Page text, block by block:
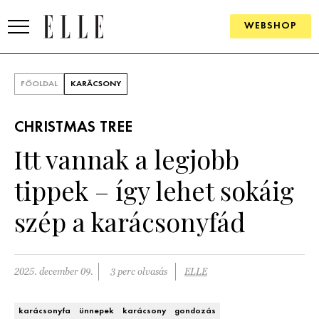
WEBSHOP
SZÉPSÉG
KULTÚRA
ÉLETMÓD
PÁRKAPCSOLAT
FŐOLDAL KARÁCSONY
CHRISTMAS TREE
Itt vannak a legjobb
tippek – így lehet sokáig
szép a karácsonyfád
2025. december 09. 3 perc olvasás ELLE
karácsonyfa ünnepek karácsony gondozás